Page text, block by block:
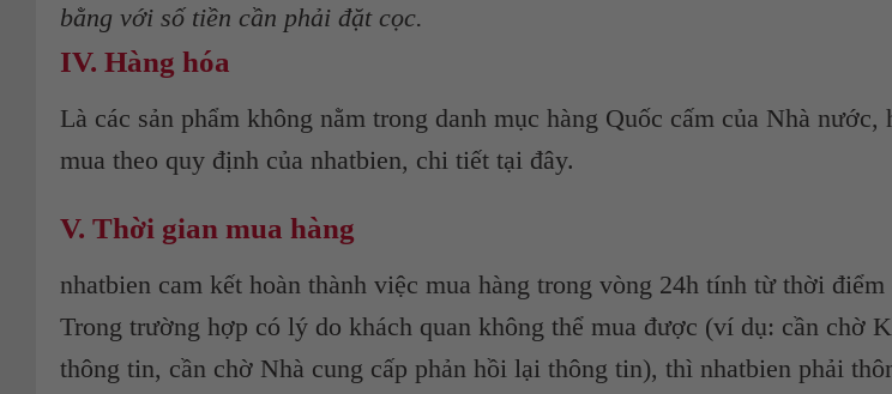
bằng với số tiền cần phải đặt cọc.
IV. Hàng hóa
Là các sản phẩm không nằm trong danh mục hàng Quốc cấm của Nhà nước,
mua theo quy định của nhatbien, chi tiết tại đây.
V. Thời gian mua hàng
nhatbien cam kết hoàn thành việc mua hàng trong vòng 24h tính từ thời
Trong trường hợp có lý do khách quan không thể mua được (ví dụ: cần chờ
thông tin, cần chờ Nhà cung cấp phản hồi lại thông tin), thì nhatbien phải